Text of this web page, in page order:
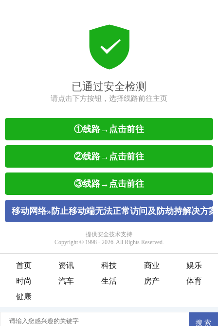
首页 资讯 科技 商业
娱乐
时尚
汽车 生活 房产
体育
健康